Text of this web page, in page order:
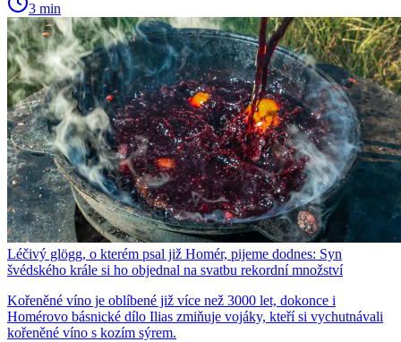
3 min
Léčivý glögg, o kterém psal již Homér, pijeme dodnes: Syn
švédského krále si ho objednal na svatbu rekordní množství
Kořeněné víno je oblíbené již více než 3000 let, dokonce i
Homérovo básnické dílo Ilias zmiňuje vojáky, kteří si vychutnávali
kořeněné víno s kozím sýrem.